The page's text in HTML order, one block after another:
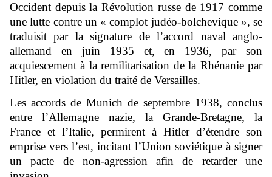
Occident depuis la Révolution russe de 1917 comme
une lutte contre un « complot judéo-bolchevique », se
traduisit par la signature de l’accord naval anglo-
allemand en juin 1935 et, en 1936, par son
acquiescement à la remilitarisation de la Rhénanie par
Hitler, en violation du traité de Versailles.
Les accords de Munich de septembre 1938, conclus
entre l’Allemagne nazie, la Grande-Bretagne, la
France et l’Italie, permirent à Hitler d’étendre son
emprise vers l’est, incitant l’Union soviétique à signer
un pacte de non-agression afin de retarder une